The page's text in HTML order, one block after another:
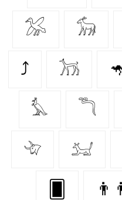
𓅮 𓃘
⤴ 𓃡
𓅘 𓆕
𓄀 𓃫